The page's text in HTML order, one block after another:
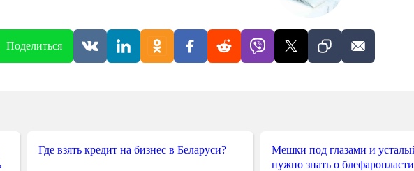
Поделиться
Где взять кредит на бизнес в Беларуси?
Мешки под глазами и
нужно знать о